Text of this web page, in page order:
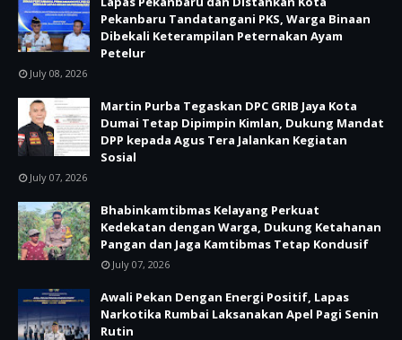
Pekanbaru Tandatangani PKS, Warga Binaan
Dibekali Keterampilan Peternakan Ayam
Petelur
July 08, 2026
Martin Purba Tegaskan DPC GRIB Jaya Kota
Dumai Tetap Dipimpin Kimlan, Dukung Mandat
DPP kepada Agus Tera Jalankan Kegiatan
Sosial
July 07, 2026
Bhabinkamtibmas Kelayang Perkuat
Kedekatan dengan Warga, Dukung Ketahanan
Pangan dan Jaga Kamtibmas Tetap Kondusif
July 07, 2026
Awali Pekan Dengan Energi Positif, Lapas
Narkotika Rumbai Laksanakan Apel Pagi Senin
Rutin